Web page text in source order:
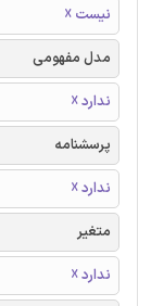
نیست ☓
مدل مفهومی
ندارد ☓
پرسشنامه
ندارد ☓
متغیر
ندارد ☓